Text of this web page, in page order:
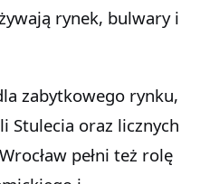
rynek, bulwary i
zabytkowego rynku,
Stulecia oraz licznych
pełni też rolę